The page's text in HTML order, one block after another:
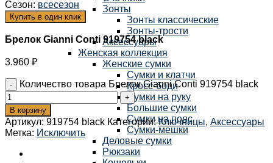
Зонты
Зонты классические
Зонты-трости
Аксессуары
Женская коллекция
Женские сумки
Сумки и клатчи
Кросс-боди
Сумки на руку
Большие сумки
Сумки на пояс
Сумки-мешки
Деловые сумки
Рюкзаки
Сезон: всесезон
Купить в один клик
Брелок Gianni Conti 919754 black
3.960 ₽
Количество товара Брелок Gianni Conti 919754 black
В корзину
Артикул: 919754 black Категории:Ключницы, Аксессуары
Метка: Исключить